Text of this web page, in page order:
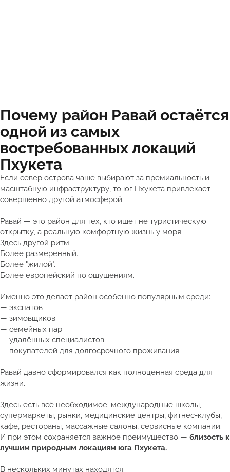
Почему район Равай остаётся
одной из самых
востребованных локаций
Пхукета
Если север острова чаще выбирают за премиальность и
масштабную инфраструктуру, то юг Пхукета привлекает
совершенно другой атмосферой.
Равай — это район для тех, кто ищет не туристическую
открытку, а реальную комфортную жизнь у моря.
Здесь другой ритм.
Более размеренный.
Более "жилой".
Более европейский по ощущениям.
Именно это делает район особенно популярным среди:
— экспатов
— зимовщиков
— семейных пар
— удалённых специалистов
— покупателей для долгосрочного проживания
Равай давно сформировался как полноценная среда для
жизни.
Здесь есть всё необходимое: международные школы,
супермаркеты, рынки, медицинские центры, фитнес-клубы,
кафе, рестораны, массажные салоны, сервисные компании.
И при этом сохраняется важное преимущество — близость к
лучшим природным локациям юга Пхукета.
В нескольких минутах находятся: